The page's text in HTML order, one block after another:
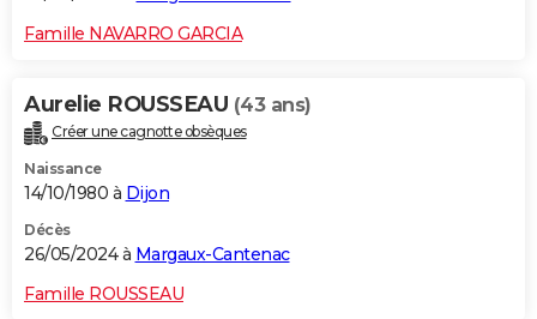
Famille NAVARRO GARCIA
Aurelie ROUSSEAU (43 ans)
Créer une cagnotte obsèques
Naissance
14/10/1980 à Dijon
Décès
26/05/2024 à Margaux-Cantenac
Famille ROUSSEAU